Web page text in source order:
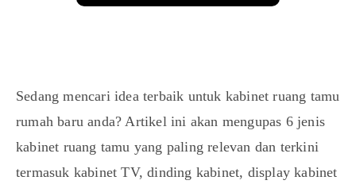
Sedang mencari idea terbaik untuk kabinet ruang tamu
rumah baru anda? Artikel ini akan mengupas 6 jenis
kabinet ruang tamu yang paling relevan dan terkini
termasuk kabinet TV, dinding kabinet, display kabinet